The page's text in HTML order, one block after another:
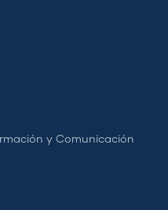
y Comunicación